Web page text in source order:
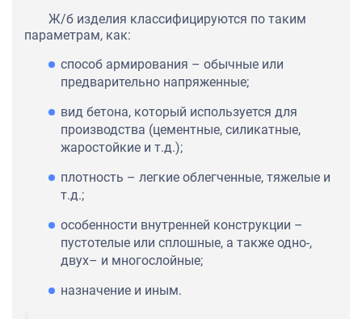
Ж/б изделия классифицируются по таким
параметрам, как:
способ армирования – обычные или
предварительно напряженные;
вид бетона, который используется для
производства (цементные, силикатные,
жаростойкие и т.д.);
плотность – легкие облегченные, тяжелые и
т.д.;
особенности внутренней конструкции –
пустотелые или сплошные, а также одно-,
двух– и многослойные;
назначение и иным.